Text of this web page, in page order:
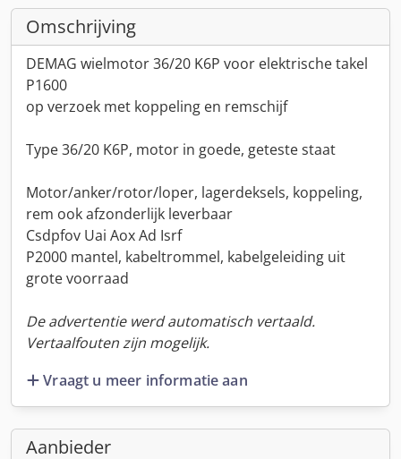
Omschrijving
DEMAG wielmotor 36/20 K6P voor elektrische takel
P1600
op verzoek met koppeling en remschijf
Type 36/20 K6P, motor in goede, geteste staat
Motor/anker/rotor/loper, lagerdeksels, koppeling,
rem ook afzonderlijk leverbaar
Csdpfov Uai Aox Ad Isrf
P2000 mantel, kabeltrommel, kabelgeleiding uit
grote voorraad
De advertentie werd automatisch vertaald.
Vertaalfouten zijn mogelijk.
Vraagt u meer informatie aan
Aanbieder